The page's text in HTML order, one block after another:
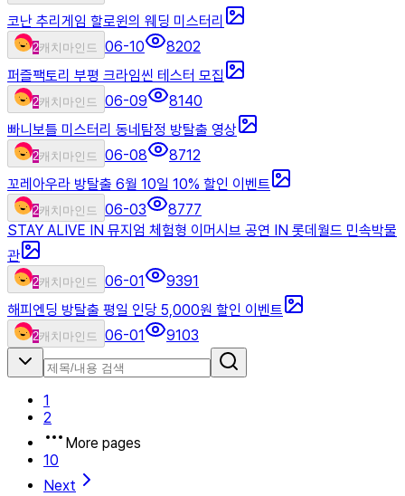
코난 추리게임 할로윈의 웨딩 미스터리
2캐치마인드 06-10
8202
퍼즐팩토리 부평 크라임씬 테스터 모집
2캐치마인드 06-09
8140
빠니보틀 미스터리 동네탐정 방탈출 영상
2캐치마인드 06-08
8712
꼬레아우라 방탈출 6월 10일 10% 할인 이벤트
2캐치마인드 06-03
8777
STAY ALIVE IN 뮤지엄 체험형 이머시브 공연 IN 롯데월드 민속박물
관
2캐치마인드 06-01
9391
해피엔딩 방탈출 평일 인당 5,000원 할인 이벤트
2캐치마인드 06-01 9103
1
2
More pages
10
Next